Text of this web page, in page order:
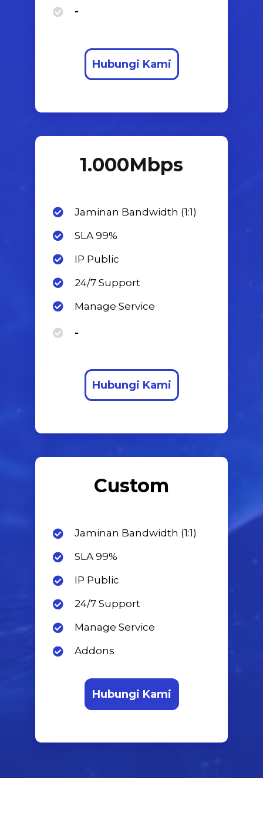
Hubungi Kami
1.000Mbps
Jaminan Bandwidth (1:1)
24/7 Support
Manage Service
Hubungi Kami
Custom
Jaminan Bandwidth (1:1)
24/7 Support
Manage Service
Hubungi Kami